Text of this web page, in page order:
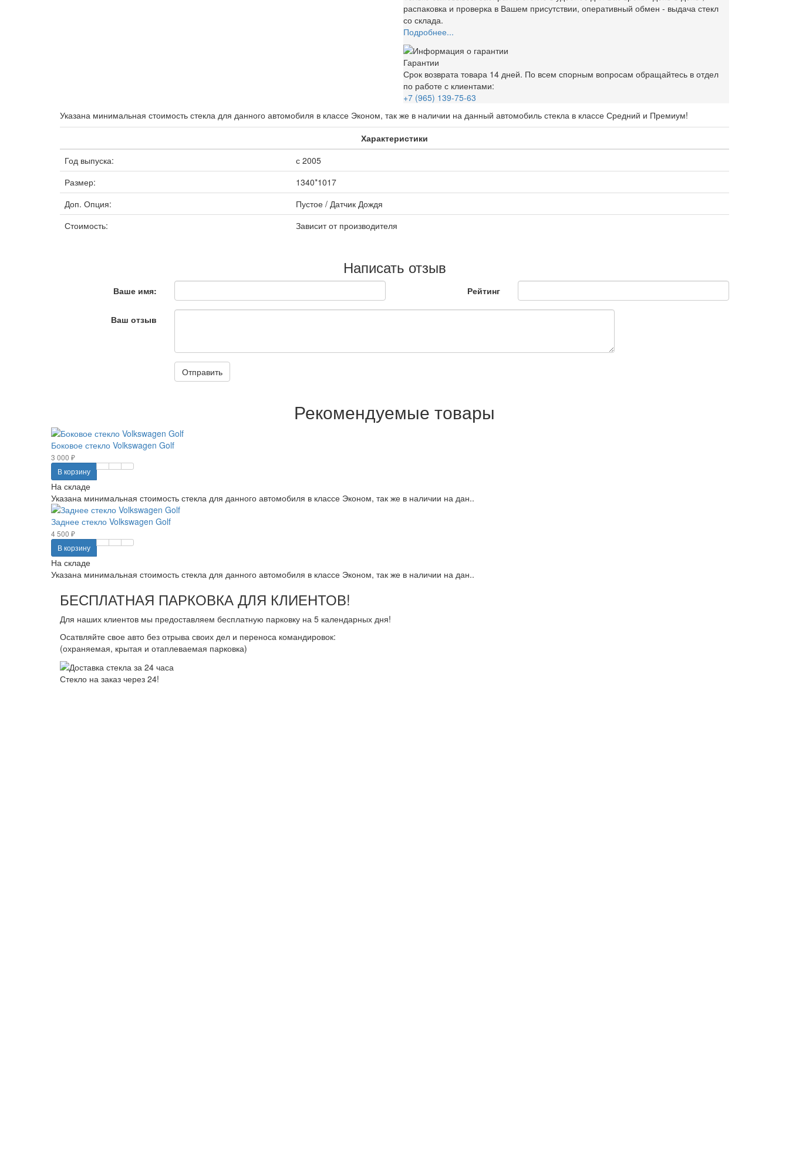
распаковка и проверка в Вашем присутствии, оперативный обмен - выдача стекл
со склада.
Подробнее...
Гарантии
Срок возврата товара 14 дней. По всем спорным вопросам обращайтесь в отдел
по работе с клиентами:
+7 (965) 139-75-63
Указана минимальная стоимость стекла для данного автомобиля в классе Эконом, так же в наличии на данный автомобиль стекла в классе Средний и Премиум!
Характеристики
Год выпуска:
с 2005
Размер:
1340*1017
Доп. Опция:
Пустое / Датчик Дождя
Стоимость:
Зависит от производителя
Написать отзыв
Ваше имя: Рейтинг
Ваш отзыв
Отправить
Рекомендуемые товары
Боковое стекло Volkswagen Golf
3 000 ₽
В корзину
На складе
Указана минимальная стоимость стекла для данного автомобиля в классе Эконом, так же в наличии на дан..
Заднее стекло Volkswagen Golf
4 500 ₽
В корзину
На складе
Указана минимальная стоимость стекла для данного автомобиля в классе Эконом, так же в наличии на дан..
БЕСПЛАТНАЯ ПАРКОВКА ДЛЯ КЛИЕНТОВ!
Для наших клиентов мы предоставляем бесплатную парковку на 5 календарных дня!
Осатвляйте свое авто без отрыва своих дел и переноса командировок:
(охраняемая, крытая и отаплеваемая парковка)
Стекло на заказ через 24!